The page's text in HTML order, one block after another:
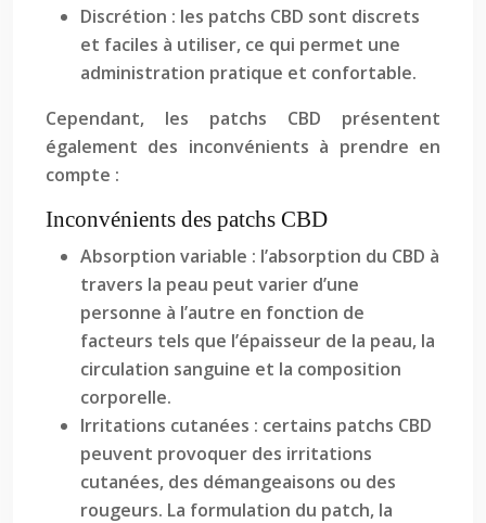
Discrétion : les patchs CBD sont discrets
et faciles à utiliser, ce qui permet une
administration pratique et confortable.
Cependant, les patchs CBD présentent
également des inconvénients à prendre en
compte :
Inconvénients des patchs CBD
Absorption variable : l’absorption du CBD à
travers la peau peut varier d’une
personne à l’autre en fonction de
facteurs tels que l’épaisseur de la peau, la
circulation sanguine et la composition
corporelle.
Irritations cutanées : certains patchs CBD
peuvent provoquer des irritations
cutanées, des démangeaisons ou des
rougeurs. La formulation du patch, la